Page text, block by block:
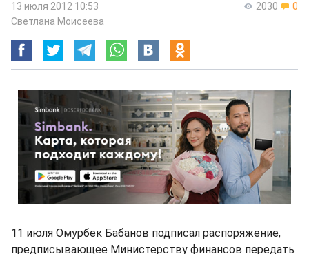
2030 0
13 июля 2012 10:53
Светлана Моисеева
11 июля Омурбек Бабанов подписал распоряжение,
предписывающее Министерству финансов передать